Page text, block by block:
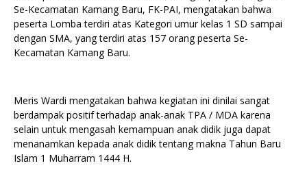
Se-Kecamatan Kamang Baru, FK-PAI, mengatakan bahwa
peserta Lomba terdiri atas Kategori umur kelas 1 SD sampai
dengan SMA, yang terdiri atas 157 orang peserta Se-
Kecamatan Kamang Baru.
Meris Wardi mengatakan bahwa kegiatan ini dinilai sangat
berdampak positif terhadap anak-anak TPA / MDA karena
selain untuk mengasah kemampuan anak didik juga dapat
menanamkan kepada anak didik tentang makna Tahun Baru
Islam 1 Muharram 1444 H.